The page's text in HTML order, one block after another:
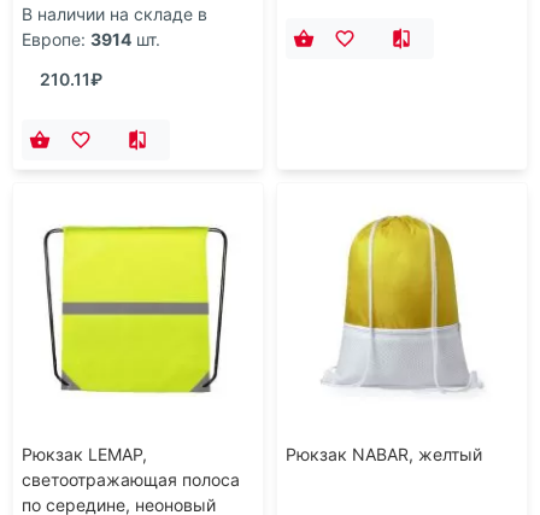
В наличии на складе в
Европе: 3914 шт.
210.11₽
Рюкзак LEMAP,
светоотражающая полоса
по середине, неоновый
Рюкзак NABAR, желтый